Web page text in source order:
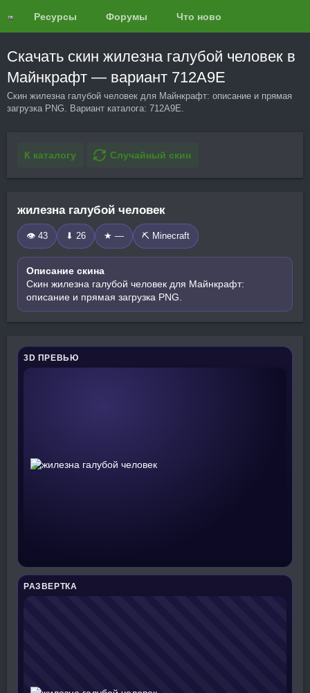
Ресурсы Форумы Что нового?
Скачать скин жилезна галубой человек в
Майнкрафт — вариант 712A9E
Скин жилезна галубой человек для Майнкрафт: описание и прямая
загрузка PNG. Вариант каталога: 712A9E.
К каталогу Случайный скин
жилезна галубой человек
👁 43 ⬇ 26 ★ — ⛏️ Minecraft
Описание скина
Скин жилезна галубой человек для Майнкрафт:
описание и прямая загрузка PNG.
3D ПРЕВЬЮ
РАЗВЕРТКА